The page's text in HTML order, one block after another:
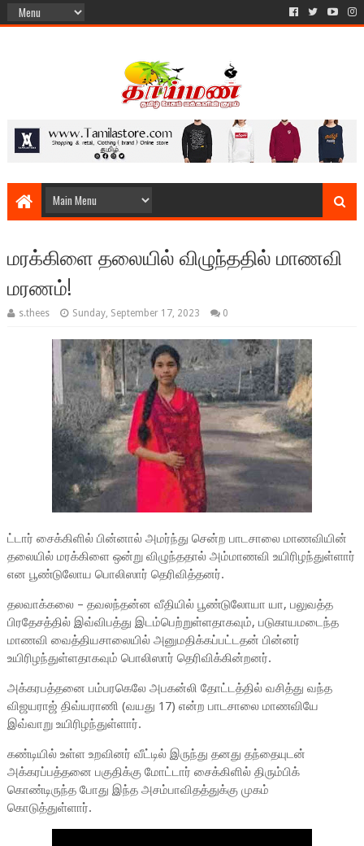
மரக்கிளை தலையில் விழுந்ததில் மாணவி
மரணம்!
s.thees Sunday, September 17, 2023 0
ட்டார் சைக்கிளில் பின்னால் அமர்ந்து சென்ற பாடசாலை மாணவியின்
தலையில் மரக்கிளை ஒன்று விழுந்ததால் அம்மாணவி உயிரிழந்துள்ளார்
என பூண்டுலோய பொலிஸார் தெரிவித்தனர்.
தலவாக்கலை – தவலந்தன்ன வீதியில் பூண்டுலோயா யா, பலுவத்த
பிரதேசத்தில் இவ்விபத்து இடம்பெற்றுள்ளதாகவும், படுகாயமடைந்த
மாணவி வைத்தியசாலையில் அனுமதிக்கப்பட்டதன் பின்னர்
உயிரிழந்துள்ளதாகவும் பொலிஸார் தெரிவிக்கின்றனர்.
அக்கரபத்தனை பம்பரகெலே அபகன்லி தோட்டத்தில் வசித்து வந்த
விஜயராஜ் திவ்யராணி (வயது 17) என்ற பாடசாலை மாணவியே
இவ்வாறு உயிரிழந்துள்ளார்.
கண்டியில் உள்ள உறவினர் வீட்டில் இருந்து தனது தந்தையுடன்
அக்கரப்பத்தனை பகுதிக்கு மோட்டார் சைக்கிளில் திரும்பிக்
கொண்டிருந்த போது இந்த அசம்பாவிதத்துக்கு முகம்
கொடுத்துள்ளார்.